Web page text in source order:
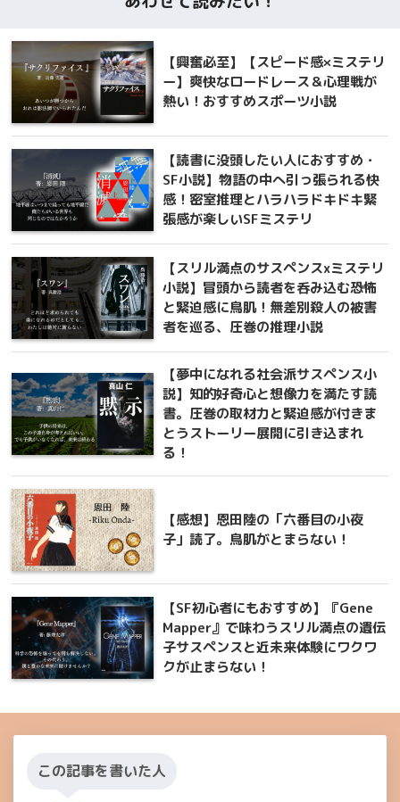
【興奮必至】【スピード感×ミステリ
ー】爽快なロードレース＆心理戦が
熱い！おすすめスポーツ小説
【読書に没頭したい人におすすめ・
SF小説】物語の中へ引っ張られる快
感！密室推理とハラハラドキドキ緊
張感が楽しいSFミステリ
【スリル満点のサスペンスxミステリ
小説】冒頭から読者を呑み込む恐怖
と緊迫感に鳥肌！無差別殺人の被害
者を巡る、圧巻の推理小説
【夢中になれる社会派サスペンス小
説】知的好奇心と想像力を満たす読
書。圧巻の取材力と緊迫感が付きま
とうストーリー展開に引き込まれ
る！
【感想】恩田陸の「六番目の小夜
子」読了。鳥肌がとまらない！
【SF初心者にもおすすめ】『Gene
Mapper』で味わうスリル満点の遺伝
子サスペンスと近未来体験にワクワ
クが止まらない！
この記事を書いた人